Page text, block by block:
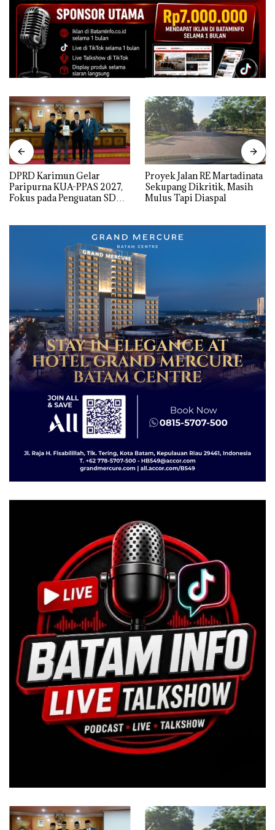
DPRD Karimun Gelar
Paripurna KUA-PPAS 2027,
Fokus pada Penguatan SDM,
Proyek Jalan RE Martadinata
Sekupang Dikritik, Masih
Mulus Tapi Diaspal